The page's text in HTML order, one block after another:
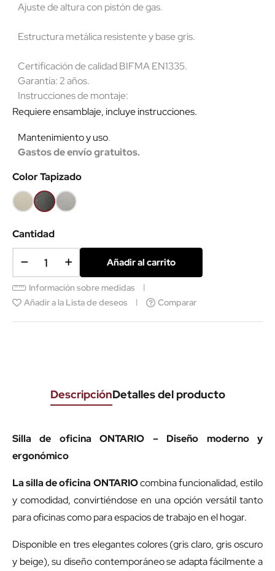
Ajuste de altura con pistón de gas.
Estructura metálica resistente y base gris.
Certificación de calidad BIFMA EN1335.
Garantía: 2 años.
Instrucciones de montaje:
Requiere ensamblaje, incluye instrucciones.
Mantenimiento y uso.
Gastos de envío gratuitos.
Color Tapizado
BeigeGris
oscuro
Gris
claro
Cantidad
Añadir al carrito
Información sobre medidas
Añadir a la Lista de deseos
Comparar
DescripciónDetalles del producto
Silla de oficina ONTARIO – Diseño moderno y
ergonómico
La silla de oficina ONTARIOcombina funcionalidad, estilo
y comodidad, convirtiéndose en una opción versátil tanto
para oficinas como para espacios de trabajo en el hogar.
Disponible en tres elegantes colores (gris claro, gris oscuro
y beige), su diseño contemporáneo se adapta fácilmente a